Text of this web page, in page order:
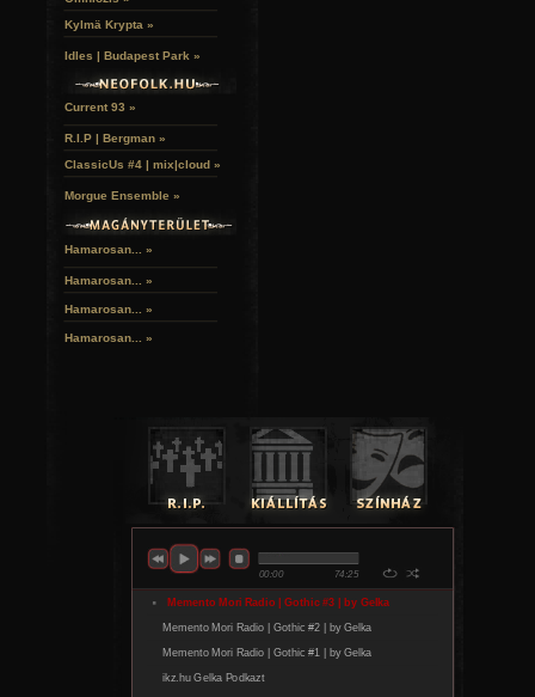
Kylmä Krypta »
Idles | Budapest Park »
Current 93 »
R.I.P | Bergman »
ClassicUs #4 | mix|cloud »
Morgue Ensemble »
Hamarosan... »
Hamarosan... »
Hamarosan... »
Hamarosan... »